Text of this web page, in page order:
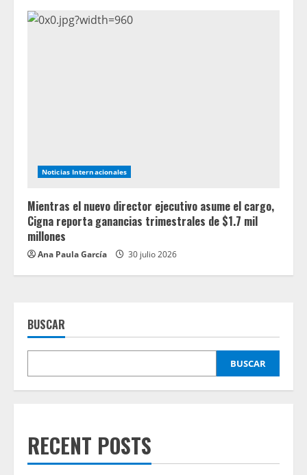
Noticias Internacionales
Mientras el nuevo director ejecutivo asume el cargo,
Cigna reporta ganancias trimestrales de $1.7 mil
millones
Ana Paula García 30 julio 2026
BUSCAR
BUSCAR
RECENT POSTS